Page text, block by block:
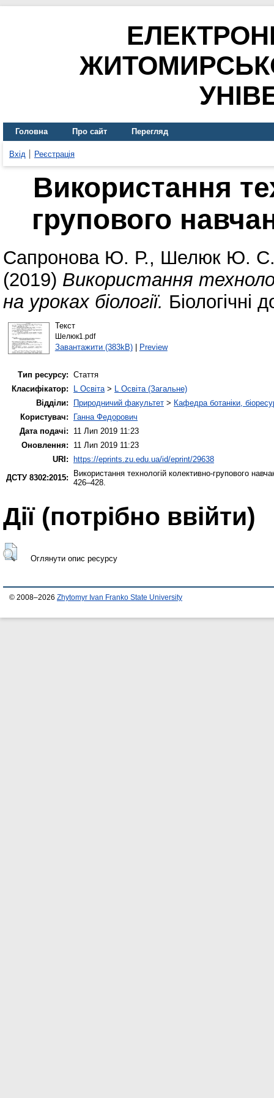
Головна Про сайт Перегляд
Вхід Реєстрація
Використання
групового
Сапронова Ю. Р., Шелюк Ю.
(2019) Використання
на уроках біології.
Текст
Шелюк1.pdf
Завантажити (383kB)| Preview
Тип ресурсу: Стаття
Класифікатор:
L Освіта> L Освіта (Загальне)
Відділи:
Природничий факультет > Кафедра ботаніки,
Користувач:
Ганна Федорович
Дата подачі:
11 Лип 2019 11:23
Оновлення:
11 Лип 2019 11:23
URI:
https://eprints.zu.edu.ua/id/eprint/29638
ДСТУ 8302:2015:
Використання технологій колективно-групового
426–428.
Дії ​​(потрібно ввійти)
Оглянути опис ресурсу
© 2008–2026 Zhytomyr Ivan Franko State University